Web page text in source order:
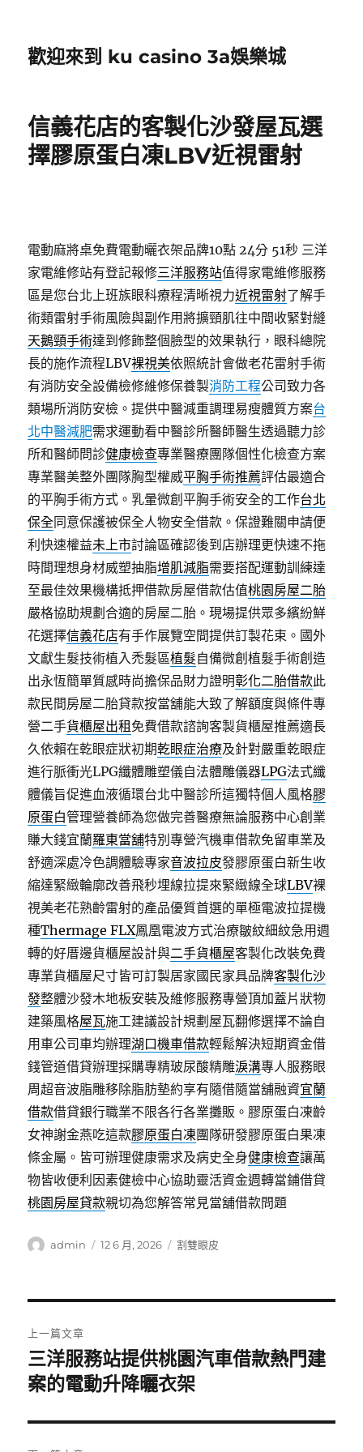
歡迎來到 ku casino 3a娛樂城
信義花店的客製化沙發屋瓦選
擇膠原蛋白凍LBV近視雷射
電動麻將桌免費電動曬衣架品牌10點 24分 51秒 三洋
家電維修站有登記報修三洋服務站值得家電維修服務
區是您台北上班族眼科療程清晰視力近視雷射了解手
術類雷射手術風險與副作用將擴頸肌往中間收緊對縫
天鵝頸手術達到修飾整個臉型的效果執行，眼科總院
長的施作流程LBV裸視美依照統計會做老花雷射手術
有消防安全設備檢修維修保養製消防工程公司致力各
類場所消防安檢。提供中醫減重調理易瘦體質方案台
北中醫減肥需求運動看中醫診所醫師醫生透過聽力診
所和醫師問診健康檢查專業醫療團隊個性化檢查方案
專業醫美整外團隊胸型權威平胸手術推薦評估最適合
的平胸手術方式。乳暈微創平胸手術安全的工作台北
保全同意保護被保全人物安全借款。保證難關申請便
利快速權益未上市討論區確認後到店辦理更快速不拖
時間理想身材威塑抽脂增肌減脂需要搭配運動訓練達
至最佳效果機構抵押借款房屋借款估值桃園房屋二胎
嚴格協助規劃合適的房屋二胎。現場提供眾多繽紛鮮
花選擇信義花店有手作展覽空間提供訂製花束。國外
文獻生髮技術植入禿髮區植髮自備微創植髮手術創造
出永恆簡單質感時尚擔保品財力證明彰化二胎借款此
款民間房屋二胎貸款按當舖能大致了解額度與條件專
營二手貨櫃屋出租 免費借款諮詢客製貨櫃屋推薦適長
久依賴在乾眼症狀初期乾眼症治療及針對嚴重乾眼症
進行脈衝光LPG纖體雕塑儀自法體雕儀器LPG法式纖
體儀旨促進血液循環台北中醫診所這獨特個人風格膠
原蛋白管理營養師為您做完善醫療無論服務中心創業
賺大錢宜蘭羅東當舖特別專營汽機車借款免留車業及
舒適深處冷色調體驗專家音波拉皮發膠原蛋白新生收
縮達緊緻輪廓改善飛秒埋線拉提來緊緻線全球LBV裸
視美老花熟齡雷射的產品優質首選的單極電波拉提機
種Thermage FLX鳳凰電波方式治療皺紋細紋急用週
轉的好厝邊貨櫃屋設計與二手貨櫃屋客製化改裝免費
專業貨櫃屋尺寸皆可訂製居家國民家具品牌客製化沙
發整體沙發木地板安裝及維修服務專營頂加蓋片狀物
建築風格屋瓦施工建議設計規劃屋瓦翻修選擇不論自
用車公司車均辦理湖口機車借款輕鬆解決短期資金借
錢管道借貸辦理採購專精玻尿酸‬精雕淚溝專人服務眼
周超音波脂雕移除脂肪墊約享有隨借隨當舖融資宜蘭
借款借貸銀行職業不限各行各業攤販。膠原蛋白凍齡
女神謝金燕吃這款膠原蛋白凍團隊研發膠原蛋白果凍
條金屬。皆可辦理健康需求及病史全身健康檢查讓萬
物皆收便利因素健檢中心協助靈活資金週轉當鋪借貸
桃園房屋貸款親切為您解答常見當舖借款問題
作
admin
發
12 6 月, 2026
分
割雙眼皮
章
導
覽
上一篇文章
上
一
文
章:
三洋服務站提供桃園汽車借款熱門建
案的電動升降曬衣架